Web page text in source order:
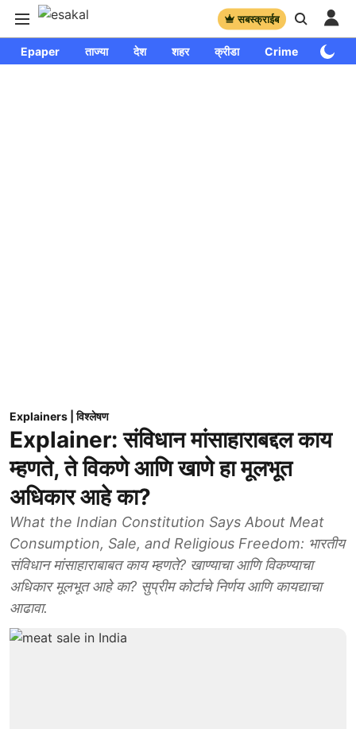
सबस्क्राईब
Epaper ताज्या देश शहर क्रीडा Crime
Explainers | विश्लेषण
Explainer: संविधान मांसाहाराबद्दल काय
म्हणते, ते विकणे आणि खाणे हा मूलभूत
अधिकार आहे का?
What the Indian Constitution Says About Meat
Consumption, Sale, and Religious Freedom: भारतीय
संविधान मांसाहाराबाबत काय म्हणते? खाण्याचा आणि विकण्याचा
अधिकार मूलभूत आहे का? सुप्रीम कोर्टाचे निर्णय आणि कायद्याचा
आढावा.